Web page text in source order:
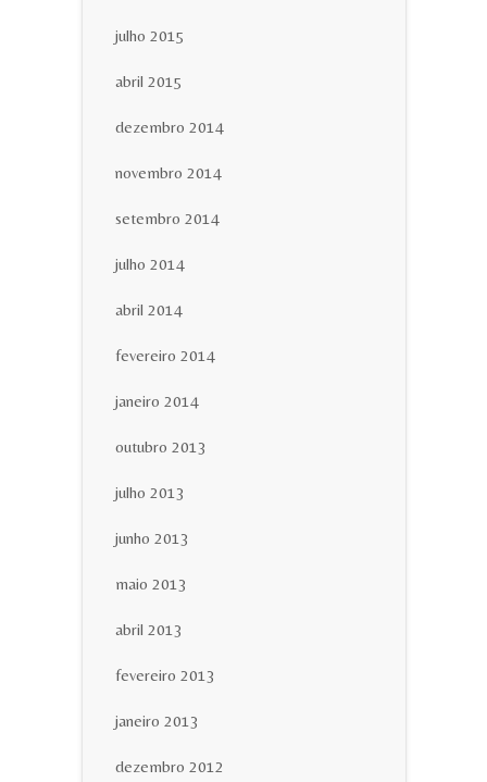
julho 2015
abril 2015
dezembro 2014
novembro 2014
setembro 2014
julho 2014
abril 2014
fevereiro 2014
janeiro 2014
outubro 2013
julho 2013
junho 2013
maio 2013
abril 2013
fevereiro 2013
janeiro 2013
dezembro 2012